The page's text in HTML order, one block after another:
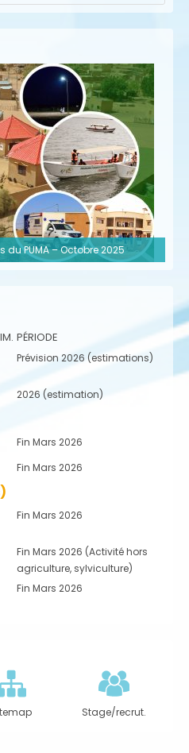
PUMA – Octobre 2025
PÉRIODE
Prévision 2026 (estimations)
2026 (estimation)
Fin Mars 2026
Fin Mars 2026
Fin Mars 2026
Fin Mars 2026 (Activité hors
agriculture, sylviculture)
Fin Mars 2026
Stage/recrut.